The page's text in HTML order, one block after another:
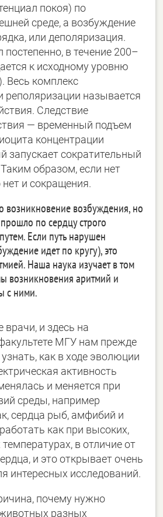
покоя) по
среде, а возбуждение
или деполяризация.
постепенно, в течение 200–
к исходному уровню
Весь комплекс
реполяризации называется
Следствие
— временный подъем
концентрации
запускает сократительный
образом, если нет
и сокращения.
возникновение возбуждения, но
по сердцу строго
Если путь нарушен
идет по кругу), это
Наша наука изучает в том
возникновения аритмий и
с ними.
и здесь на
МГУ нам прежде
как в ходе эволюции
активность
и меняется при
среды, например
сердца рыб, амфибий и
как при высоких,
в отличие от
и это открывает очень
интересных исследований.
почему нужно
разных